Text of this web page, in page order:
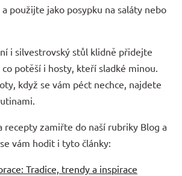
použijte jako posypku na saláty nebo
i silvestrovský stůl klidně přidejte
potěší i hosty, kteří sladké minou.
když se vám péct nechce, najdete
.
recepty zamiřte do naší rubriky Blog a
vám hodit i tyto články:
Tradice, trendy a inspirace